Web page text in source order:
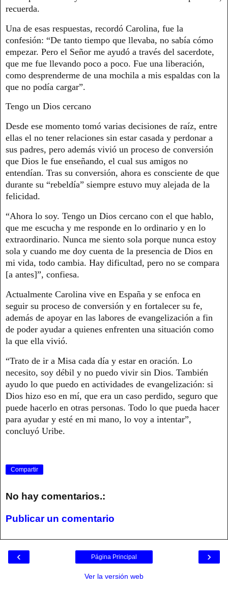
recuerda.
Una de esas respuestas, recordó Carolina, fue la
confesión: “De tanto tiempo que llevaba, no sabía cómo
empezar. Pero el Señor me ayudó a través del sacerdote,
que me fue llevando poco a poco. Fue una liberación,
como desprenderme de una mochila a mis espaldas con la
que no podía cargar”.
Tengo un Dios cercano
Desde ese momento tomó varias decisiones de raíz, entre
ellas el no tener relaciones sin estar casada y perdonar a
sus padres, pero además vivió un proceso de conversión
que Dios le fue enseñando, el cual sus amigos no
entendían. Tras su conversión, ahora es consciente de que
durante su “rebeldía” siempre estuvo muy alejada de la
felicidad.
“Ahora lo soy. Tengo un Dios cercano con el que hablo,
que me escucha y me responde en lo ordinario y en lo
extraordinario. Nunca me siento sola porque nunca estoy
sola y cuando me doy cuenta de la presencia de Dios en
mi vida, todo cambia. Hay dificultad, pero no se compara
[a antes]”, confiesa.
Actualmente Carolina vive en España y se enfoca en
seguir su proceso de conversión y en fortalecer su fe,
además de apoyar en las labores de evangelización a fin
de poder ayudar a quienes enfrenten una situación como
la que ella vivió.
“Trato de ir a Misa cada día y estar en oración. Lo
necesito, soy débil y no puedo vivir sin Dios. También
ayudo lo que puedo en actividades de evangelización: si
Dios hizo eso en mí, que era un caso perdido, seguro que
puede hacerlo en otras personas. Todo lo que pueda hacer
para ayudar y esté en mi mano, lo voy a intentar”,
concluyó Uribe.
Compartir
No hay comentarios.:
Publicar un comentario
‹ ›
Página Principal
Ver la versión web